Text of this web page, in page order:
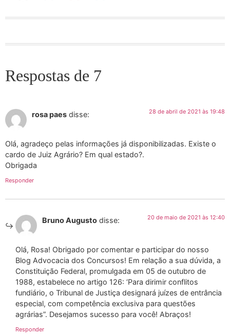
Respostas de 7
rosa paes disse: 28 de abril de 2021 às 19:48
Olá, agradeço pelas informações já disponibilizadas. Existe o
cardo de Juiz Agrário? Em qual estado?.
Obrigada
Responder
Bruno Augusto disse: 20 de maio de 2021 às 12:40
Olá, Rosa! Obrigado por comentar e participar do nosso
Blog Advocacia dos Concursos! Em relação a sua dúvida, a
Constituição Federal, promulgada em 05 de outubro de
1988, estabelece no artigo 126: ‘Para dirimir conflitos
fundiário, o Tribunal de Justiça designará juízes de entrância
especial, com competência exclusiva para questões
agrárias”. Desejamos sucesso para você! Abraços!
Responder